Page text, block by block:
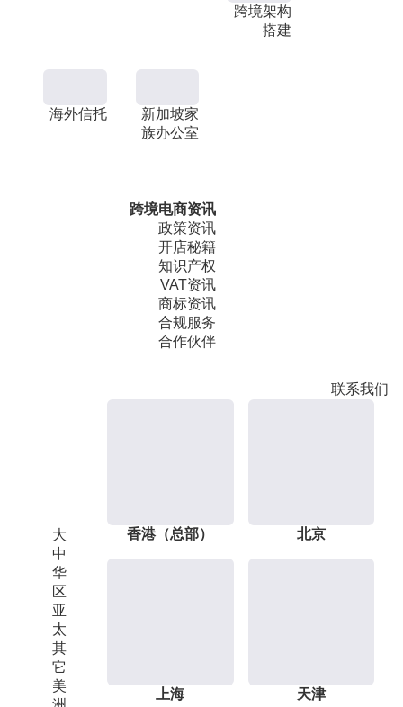
跨境架构
搭建
海外信托
新加坡家
族办公室
跨境电商资讯
政策资讯
开店秘籍
知识产权
VAT资讯
商标资讯
合规服务
合作伙伴
联系我们
大
中
华
区
亚
太
其
它
美
香港（总部） 北京
上海 天津